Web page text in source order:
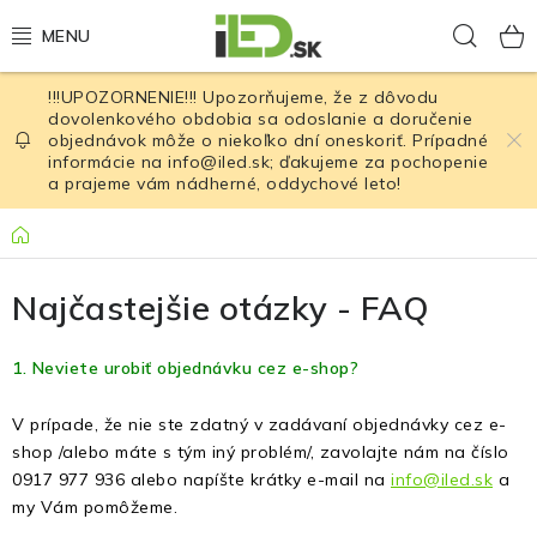
na
LED osvetlenie
LED baterky
LED čelovky
Cyklistické osvetlenie
Akumulátory a batérie
Nabíjačky
Nože
!!!UPOZORNENIE!!! Upozorňujeme, že z dôvodu
dovolenkového obdobia sa odoslanie a doručenie
objednávok môže o niekoľko dní oneskoriť. Prípadné
informácie na info@iled.sk; ďakujeme za pochopenie
a prajeme vám nádherné, oddychové leto!
Domov
Najčastejšie otázky - FAQ
1. Neviete urobiť objednávku cez e-shop?
V prípade, že nie ste zdatný v zadávaní objednávky cez e-
shop /alebo máte s tým iný problém/, zavolajte nám na číslo
0917 977 936 alebo napíšte krátky e-mail na info@iled.sk a
my Vám pomôžeme.